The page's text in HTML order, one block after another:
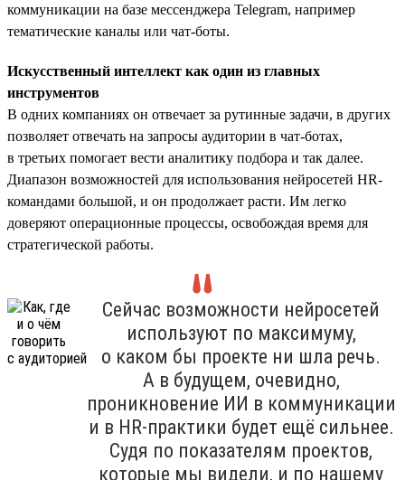
коммуникации на базе мессенджера Telegram, например
тематические каналы или чат-боты.
Искусственный интеллект как один из главных
инструментов
В одних компаниях он отвечает за рутинные задачи, в других
позволяет отвечать на запросы аудитории в чат-ботах,
в третьих помогает вести аналитику подбора и так далее.
Диапазон возможностей для использования нейросетей HR-
командами большой, и он продолжает расти. Им легко
доверяют операционные процессы, освобождая время для
стратегической работы.
Сейчас возможности нейросетей
используют по максимуму,
о каком бы проекте ни шла речь.
А в будущем, очевидно,
проникновение ИИ в коммуникации
и в HR-практики будет ещё сильнее.
Судя по показателям проектов,
которые мы видели, и по нашему